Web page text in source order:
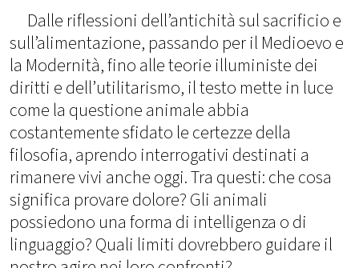
Dalle riflessioni dell’antichità sul sacrificio e
sull’alimentazione, passando per il Medioevo e
la Modernità, fino alle teorie illuministe dei
diritti e dell’utilitarismo, il testo mette in luce
come la questione animale abbia
costantemente sfidato le certezze della
filosofia, aprendo interrogativi destinati a
rimanere vivi anche oggi. Tra questi: che cosa
significa provare dolore? Gli animali
possiedono una forma di intelligenza o di
linguaggio? Quali limiti dovrebbero guidare il